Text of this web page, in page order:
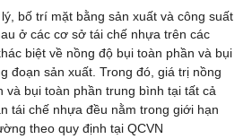
lý, bố trí mặt bằng sản xuất và công suất
ở các cơ sở tái chế nhựa trên các
biệt về nồng độ bụi toàn phần và bụi
đoạn sản xuất. Trong đó, giá trị nồng
và bụi toàn phần trung bình tại tất cả
tái chế nhựa đều nằm trong giới hạn
theo quy định tại QCVN